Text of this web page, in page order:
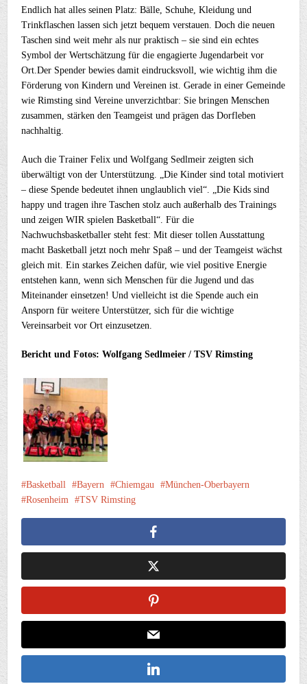
Endlich hat alles seinen Platz: Bälle, Schuhe, Kleidung und
Trinkflaschen lassen sich jetzt bequem verstauen. Doch die neuen
Taschen sind weit mehr als nur praktisch – sie sind ein echtes
Symbol der Wertschätzung für die engagierte Jugendarbeit vor
Ort.Der Spender bewies damit eindrucksvoll, wie wichtig ihm die
Förderung von Kindern und Vereinen ist. Gerade in einer Gemeinde
wie Rimsting sind Vereine unverzichtbar: Sie bringen Menschen
zusammen, stärken den Teamgeist und prägen das Dorfleben
nachhaltig.
Auch die Trainer Felix und Wolfgang Sedlmeir zeigten sich
überwältigt von der Unterstützung. „Die Kinder sind total motiviert
– diese Spende bedeutet ihnen unglaublich viel“. „Die Kids sind
happy und tragen ihre Taschen stolz auch außerhalb des Trainings
und zeigen WIR spielen Basketball“. Für die
Nachwuchsbasketballer steht fest: Mit dieser tollen Ausstattung
macht Basketball jetzt noch mehr Spaß – und der Teamgeist wächst
gleich mit. Ein starkes Zeichen dafür, wie viel positive Energie
entstehen kann, wenn sich Menschen für die Jugend und das
Miteinander einsetzen!Und vielleicht ist die Spende auch ein
Ansporn für weitere Unterstützer, sich für die wichtige
Vereinsarbeit vor Ort einzusetzen.
Bericht und Fotos: Wolfgang Sedlmeier / TSV Rimsting
Basketball Bayern Chiemgau
München-Oberbayern
Rosenheim
TSV Rimsting